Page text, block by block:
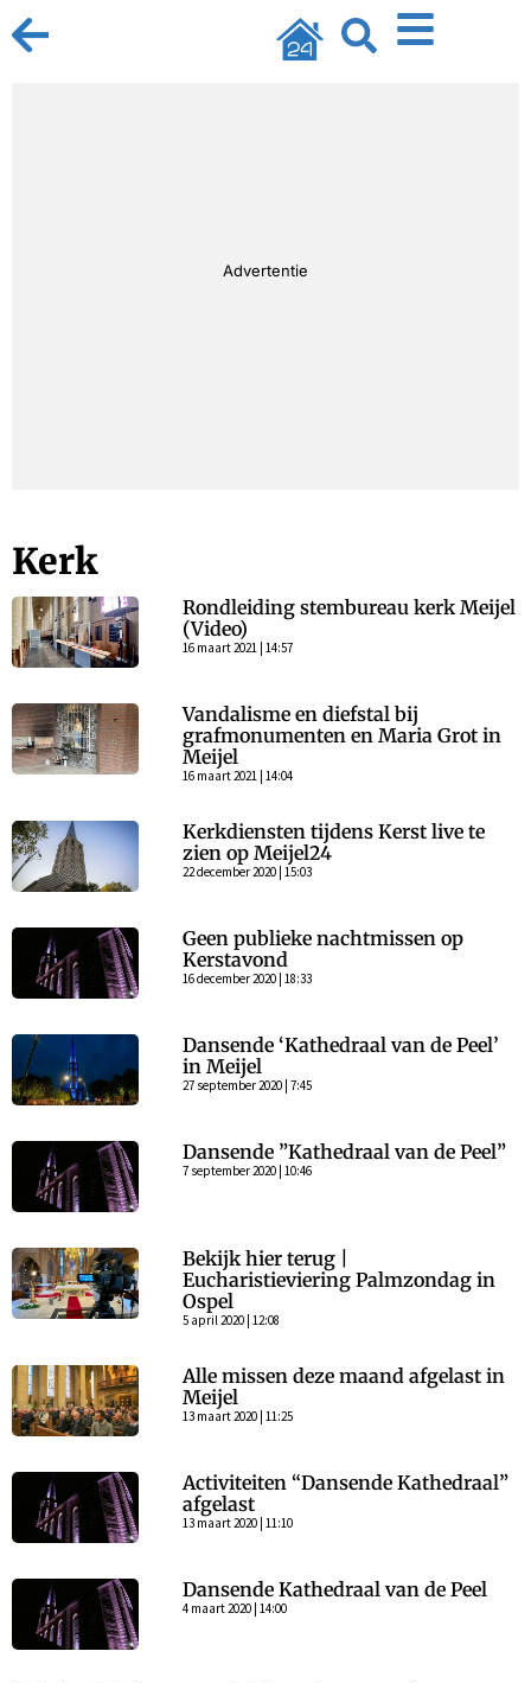
Advertentie
Kerk
Rondleiding stembureau kerk Meijel
(Video)
16 maart 2021 | 14:57
Vandalisme en diefstal bij
grafmonumenten en Maria Grot in
Meijel
16 maart 2021 | 14:04
Kerkdiensten tijdens Kerst live te
zien op Meijel24
22 december 2020 | 15:03
Geen publieke nachtmissen op
Kerstavond
16 december 2020 | 18:33
Dansende ‘Kathedraal van de Peel’
in Meijel
27 september 2020 | 7:45
Dansende ”Kathedraal van de Peel”
7 september 2020 | 10:46
Bekijk hier terug |
Eucharistieviering Palmzondag in
Ospel
5 april 2020 | 12:08
Alle missen deze maand afgelast in
Meijel
13 maart 2020 | 11:25
Activiteiten “Dansende Kathedraal”
afgelast
13 maart 2020 | 11:10
Dansende Kathedraal van de Peel
4 maart 2020 | 14:00